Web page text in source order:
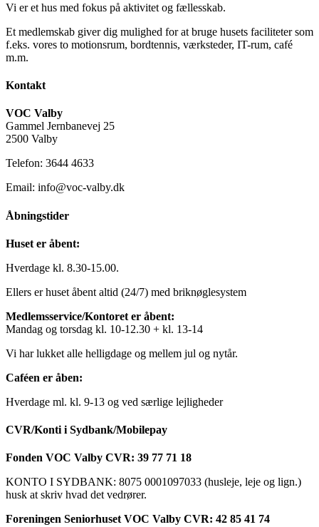
Vi er et hus med fokus på aktivitet og fællesskab.
Et medlemskab giver dig mulighed for at bruge husets faciliteter som
f.eks. vores to motionsrum, bordtennis, værksteder, IT-rum, café
m.m.
Kontakt
VOC Valby
Gammel Jernbanevej 25
2500 Valby
Telefon: 3644 4633
Email: info@voc-valby.dk
Åbningstider
Huset er åbent:
Hverdage kl. 8.30-15.00.
Ellers er huset åbent altid (24/7) med briknøglesystem
Medlemsservice/Kontoret er åbent:
Mandag og torsdag kl. 10-12.30 + kl. 13-14
Vi har lukket alle helligdage og mellem jul og nytår.
Caféen er åben:
Hverdage ml. kl. 9-13 og ved særlige lejligheder
CVR/Konti i Sydbank/Mobilepay
Fonden VOC Valby CVR: 39 77 71 18
KONTO I SYDBANK: 8075 0001097033 (husleje, leje og lign.)
husk at skriv hvad det vedrører.
Foreningen Seniorhuset VOC Valby CVR: 42 85 41 74